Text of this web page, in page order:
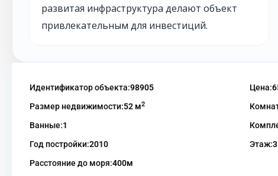
развитая инфраструктура делают объект
привлекательным для инвестиций.
Идентификатор объекта:98905 Цена:
Размер недвижимости:52 м2
Ванные:1
Год постройки:2010 Этаж:3
Расстояние до моря:400м